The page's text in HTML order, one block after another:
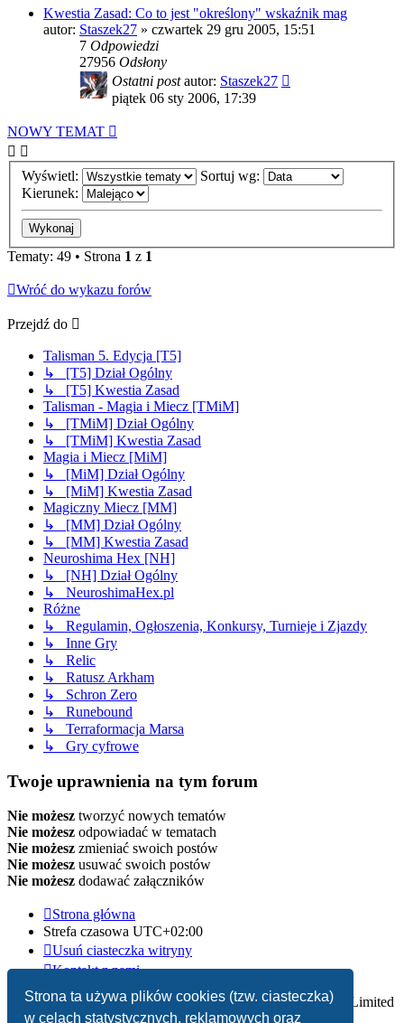
Strona ta używa plików cookies (tzw. ciasteczka)
w celach statystycznych, reklamowych oraz
Kwestia Zasad: Co to jest "określony" wskaźnik mag
autor: Staszek27 » czwartek 29 gru 2005, 15:51
7 Odpowiedzi
27956 Odsłony
Ostatni postautor: Staszek27
piątek 06 sty 2006, 17:39
NOWY TEMAT
Wyświetl:
Sortuj wg:
Kierunek:
Tematy: 49 • Strona 1 z 1
Wróć do wykazu forów
Przejdź do
Talisman 5. Edycja [T5]
↳ [T5] Dział Ogólny
↳ [T5] Kwestia Zasad
Talisman - Magia i Miecz [TMiM]
↳ [TMiM] Dział Ogólny
↳ [TMiM] Kwestia Zasad
Magia i Miecz [MiM]
↳ [MiM] Dział Ogólny
↳ [MiM] Kwestia Zasad
Magiczny Miecz [MM]
↳ [MM] Dział Ogólny
↳ [MM] Kwestia Zasad
Neuroshima Hex [NH]
↳ [NH] Dział Ogólny
↳ NeuroshimaHex.pl
Różne
↳ Regulamin, Ogłoszenia, Konkursy, Turnieje i Zjazdy
↳ Inne Gry
↳ Relic
↳ Ratusz Arkham
↳ Schron Zero
↳ Runebound
↳ Terraformacja Marsa
↳ Gry cyfrowe
Twoje uprawnienia na tym forum
Nie możesz tworzyć nowych tematów
Nie możesz odpowiadać w tematach
Nie możesz zmieniać swoich postów
Nie możesz usuwać swoich postów
Nie możesz dodawać załączników
Strona główna
Strefa czasowa UTC+02:00
Usuń ciasteczka witryny
Kontakt z nami
Technologię dostarczaphpBB® Forum Software © phpBB Limited